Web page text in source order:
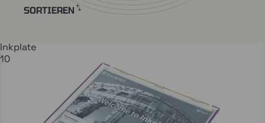
SORTIEREN
Inkplate
10